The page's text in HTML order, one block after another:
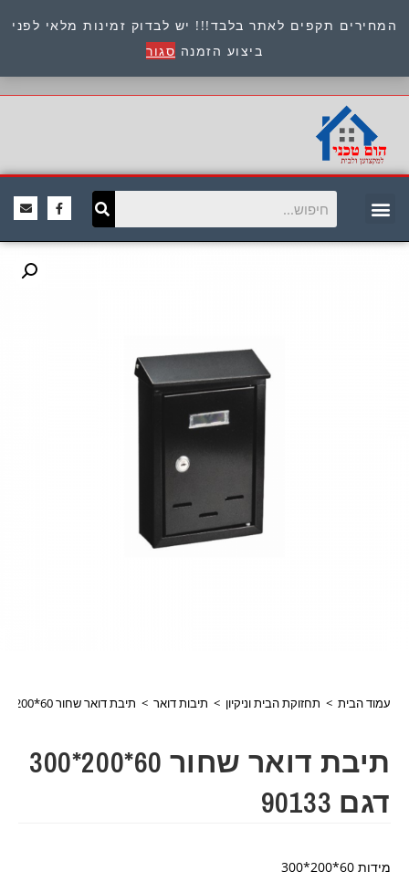
המחירים תקפים לאתר בלבד!!! יש לבדוק זמינות מלאי לפני
ביצוע הזמנה סגור
כתובת : היוזמים 9 אור יהודה שירות לקוחות 054-
8945722
עמוד הבית > תחזוקת הבית וניקיון > תיבות דואר > תיבת דואר שחור 60*200*300 דגם 90133
תיבת דואר שחור 60*200*300
דגם 90133
מידות 60*200*300